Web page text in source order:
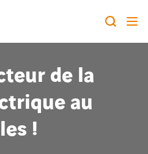
de la
au
!